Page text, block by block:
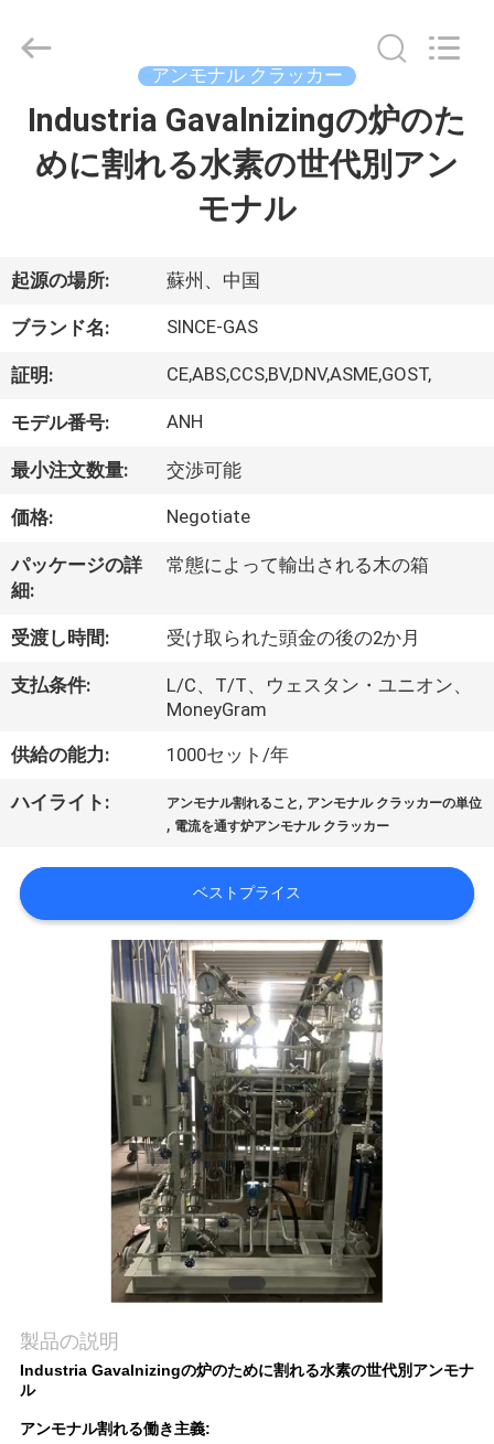
家
わ
た
し
た
に
つ
い
て
工
場
学
わ
せ
2026
JoShining
Co.,Ltd.
Reserved.
アンモナル クラッカー
Industria Gavalnizingの炉のた
めに割れる水素の世代別アン
モナル
起源の場所: 蘇州、中国
ブランド名: SINCE-GAS
証明: CE,ABS,CCS,BV,DNV,ASME,GOST,
モデル番号: ANH
最小注文数量: 交渉可能
価格: Negotiate
パッケージの詳
細:
常態によって輸出される木の箱
受渡し時間: 受け取られた頭金の後の2か月
支払条件:
L/C、T/T、ウェスタン・ユニオン、
MoneyGram
供給の能力: 1000セット/年
ハイライト: アンモナル割れること , アンモナル クラッカーの単位
, 電流を通す炉アンモナル クラッカー
ベストプライス
製品の説明
Industria Gavalnizingの炉のために割れる水素の世代別アンモナ
ル
アンモナル割れる働き主義: